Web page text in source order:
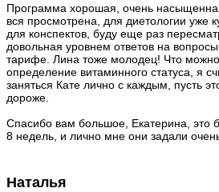
Программа хорошая, очень
вся просмотрена, для диетологии уже
для конспектов, буду еще раз
довольная уровнем ответов на
тарифе. Лина тоже молодец! Что можно
определение витаминного статуса, я
заняться Кате лично с каждым, пусть
дороже.
Спасибо вам большое, Екатерина, это
8 недель, и лично мне они задали
Наталья